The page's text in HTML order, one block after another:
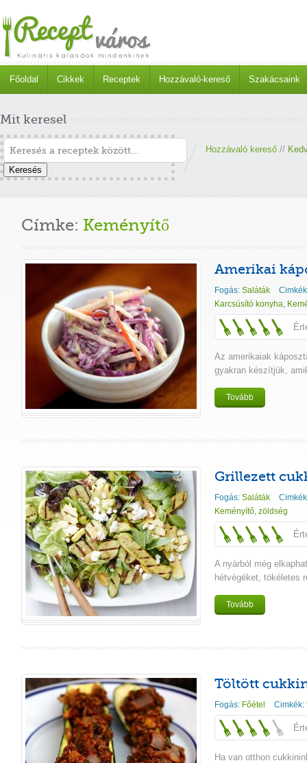
Főoldal Cikkek Receptek Hozzávaló-kereső Szakácsaink
Mit keresel
Keresés
Hozzávaló kereső //
Címke: Keményítő
Amerikai
Fogás: Saláták
Karcsúsító konyha,
Az amerikaiak
gyakran készítjük,
Tovább
Grillezett
Fogás: Saláták
Keményítő, zöldség
A nyárból még
hétvégéket, tökéletes
Tovább
Töltött
Fogás: Főétel Cimkék:
Ha van otthon